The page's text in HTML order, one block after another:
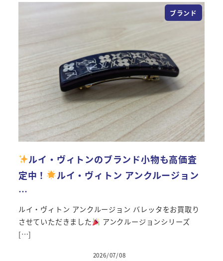
ブランド
ルイ・ヴィトンのブランド小物も高価査
定中！
ルイ・ヴィトン アンクルージョン
…
ルイ・ヴィトン アンクルージョン バレッタをお買取り
させていただきました
アンクルージョンシリーズ
[…]
2026/07/08